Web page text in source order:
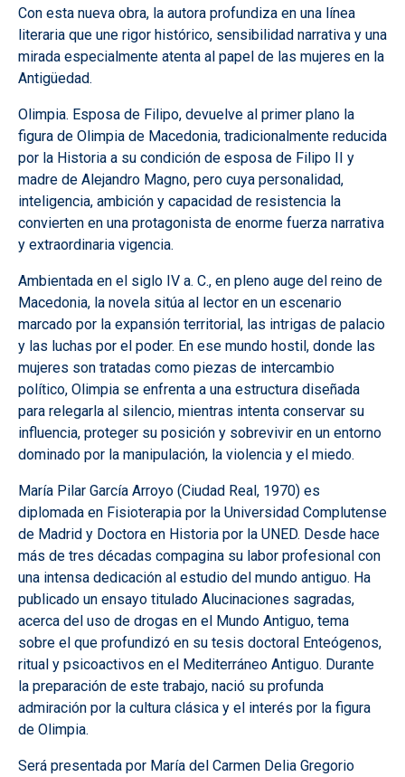
Con esta nueva obra, la autora profundiza en una línea
literaria que une rigor histórico, sensibilidad narrativa y una
mirada especialmente atenta al papel de las mujeres en la
Antigüedad.
Olimpia. Esposa de Filipo, devuelve al primer plano la
figura de Olimpia de Macedonia, tradicionalmente reducida
por la Historia a su condición de esposa de Filipo II y
madre de Alejandro Magno, pero cuya personalidad,
inteligencia, ambición y capacidad de resistencia la
convierten en una protagonista de enorme fuerza narrativa
y extraordinaria vigencia.
Ambientada en el siglo IV a. C., en pleno auge del reino de
Macedonia, la novela sitúa al lector en un escenario
marcado por la expansión territorial, las intrigas de palacio
y las luchas por el poder. En ese mundo hostil, donde las
mujeres son tratadas como piezas de intercambio
político, Olimpia se enfrenta a una estructura diseñada
para relegarla al silencio, mientras intenta conservar su
influencia, proteger su posición y sobrevivir en un entorno
dominado por la manipulación, la violencia y el miedo.
María Pilar García Arroyo (Ciudad Real, 1970) es
diplomada en Fisioterapia por la Universidad Complutense
de Madrid y Doctora en Historia por la UNED. Desde hace
más de tres décadas compagina su labor profesional con
una intensa dedicación al estudio del mundo antiguo. Ha
publicado un ensayo titulado Alucinaciones sagradas,
acerca del uso de drogas en el Mundo Antiguo, tema
sobre el que profundizó en su tesis doctoral Enteógenos,
ritual y psicoactivos en el Mediterráneo Antiguo. Durante
la preparación de este trabajo, nació su profunda
admiración por la cultura clásica y el interés por la figura
de Olimpia.
Será presentada por María del Carmen Delia Gregorio